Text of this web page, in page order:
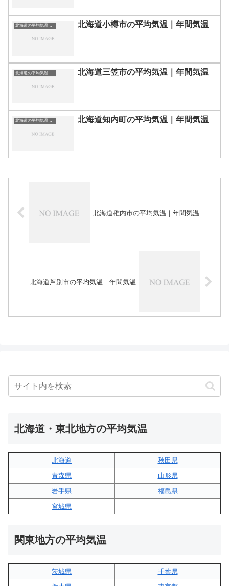
北海道の平均気温まとめ 北海道小樽市の平均気温｜年間気温
北海道の平均気温まとめ 北海道三笠市の平均気温｜年間気温
北海道の平均気温まとめ 北海道知内町の平均気温｜年間気温
北海道稚内市の平均気温｜年間気温
北海道芦別市の平均気温｜年間気温
北海道・東北地方の平均気温
北海道
秋田県
青森県
山形県
岩手県
福島県
宮城県
–
関東地方の平均気温
茨城県
千葉県